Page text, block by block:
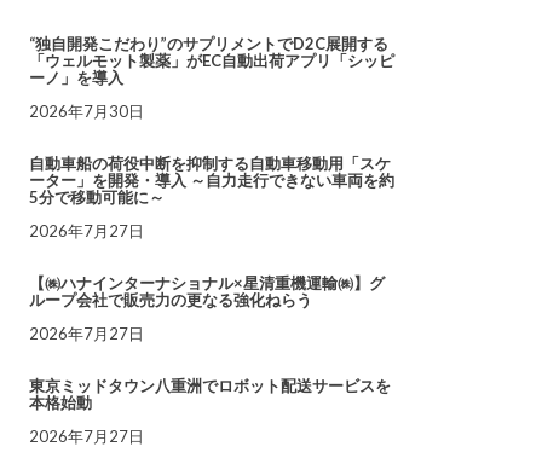
“独自開発こだわり”のサプリメントでD2C展開する
「ウェルモット製薬」がEC自動出荷アプリ「シッピ
ーノ」を導入
2026年7月30日
自動車船の荷役中断を抑制する自動車移動用「スケ
ーター」を開発・導入 ～自力走行できない車両を約
5分で移動可能に～
2026年7月27日
【㈱ハナインターナショナル×星清重機運輸㈱】グ
ループ会社で販売力の更なる強化ねらう
2026年7月27日
東京ミッドタウン八重洲でロボット配送サービスを
本格始動
2026年7月27日